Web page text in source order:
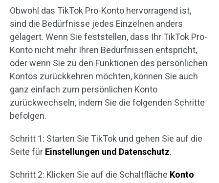
Obwohl das TikTok Pro-Konto hervorragend ist,
sind die Bedürfnisse jedes Einzelnen anders
gelagert. Wenn Sie feststellen, dass Ihr TikTok Pro-
Konto nicht mehr Ihren Bedürfnissen entspricht,
oder wenn Sie zu den Funktionen des persönlichen
Kontos zurückkehren möchten, können Sie auch
ganz einfach zum persönlichen Konto
zurückwechseln, indem Sie die folgenden Schritte
befolgen.
Schritt 1: Starten Sie TikTok und gehen Sie auf die
Seite für Einstellungen und Datenschutz.
Schritt 2: Klicken Sie auf die Schaltfläche Konto